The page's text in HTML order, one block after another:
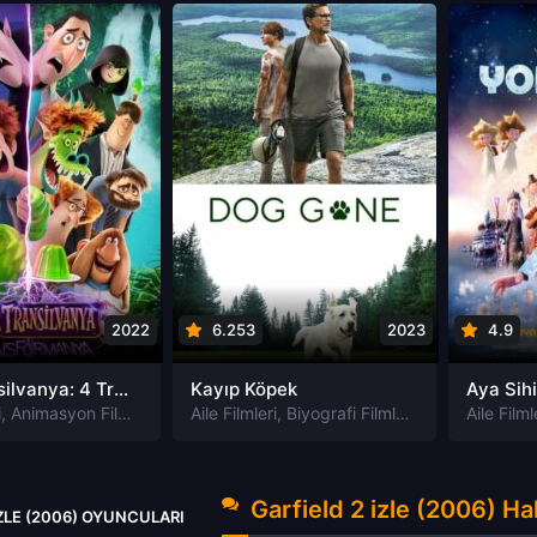
2022
Otel Transilvanya: 4 Transformanya izle
, Animasyon Filmleri Fantastik Filmleri,Komedi Filmleri Macera
6.253 2023
Kayıp Köpek
Aile Filmleri, Biyografi Filmleri Dram Filmleri,
4.9
Aya
Aile
(2006) OYUNCULARI Garfield 2 izle (2006)